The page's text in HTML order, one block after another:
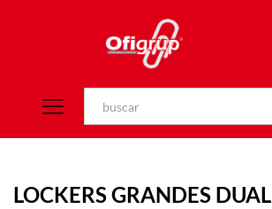
LOCKERS GRANDES DUAL